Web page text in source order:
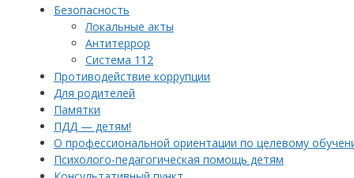
Безопасность
Локальные акты
Антитеррор
Система 112
Противодействие коррупции
Для родителей
Памятки
ПДД — детям!
О профессиональной ориентации по целевому
Психолого-педагогическая помощь детям